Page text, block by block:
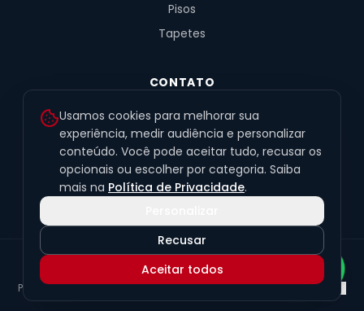
Pisos
Tapetes
CONTATO
R. Fernandes de Barros, 491, Sala 4
Alto da XV · Curitiba/PR · 80040-060
(41) 99201-6050
contato@exclusivetapetes.com.br
© 2026 Exclusive Pisos e Tapetes Personalizados
45.563.259/0001-89
Política de PrivacidadeTermos de UsoLGPDPreferências de cookies
Usamos cookies para melhorar sua
experiência, medir audiência e personalizar
conteúdo. Você pode aceitar tudo, recusar os
opcionais ou escolher por categoria. Saiba
mais na Política de Privacidade.
Recusar
Aceitar todos